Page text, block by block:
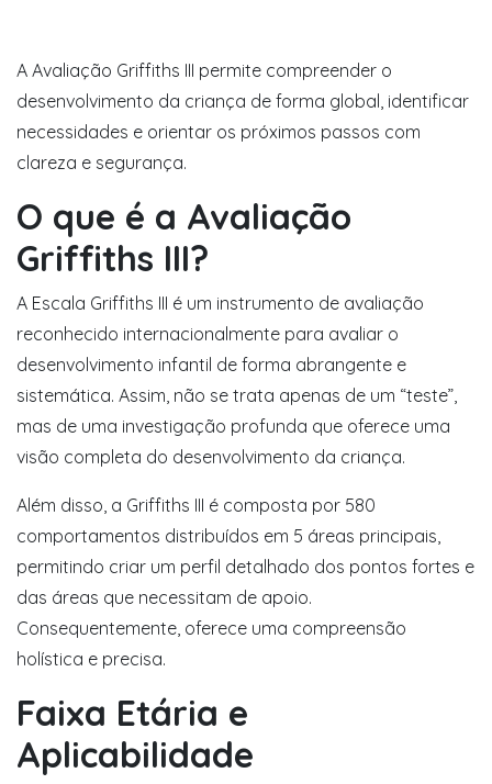
A Avaliação Griffiths III permite compreender o
desenvolvimento da criança de forma global, identificar
necessidades e orientar os próximos passos com
clareza e segurança.
O que é a Avaliação
Griffiths III?
A Escala Griffiths III é um instrumento de avaliação
reconhecido internacionalmente para avaliar o
desenvolvimento infantil de forma abrangente e
sistemática. Assim, não se trata apenas de um “teste”,
mas de uma investigação profunda que oferece uma
visão completa do desenvolvimento da criança.
Além disso, a Griffiths III é composta por 580
comportamentos distribuídos em 5 áreas principais,
permitindo criar um perfil detalhado dos pontos fortes e
das áreas que necessitam de apoio.
Consequentemente, oferece uma compreensão
holística e precisa.
Faixa Etária e
Aplicabilidade